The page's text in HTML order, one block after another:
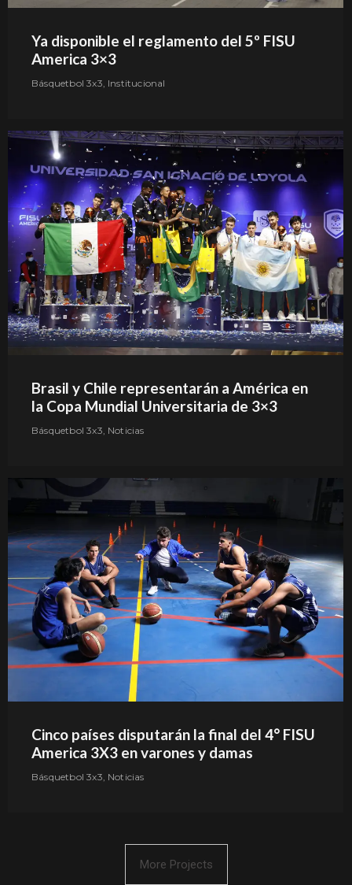
Ya disponible el reglamento del 5º FISU
America 3×3
Básquetbol 3x3, Institucional
Brasil y Chile representarán a América en
la Copa Mundial Universitaria de 3×3
Básquetbol 3x3 Noticias
Cinco países disputarán la final del 4° FISU
America 3X3 en varones y damas
Básquetbol 3x3, Noticias
More Projects